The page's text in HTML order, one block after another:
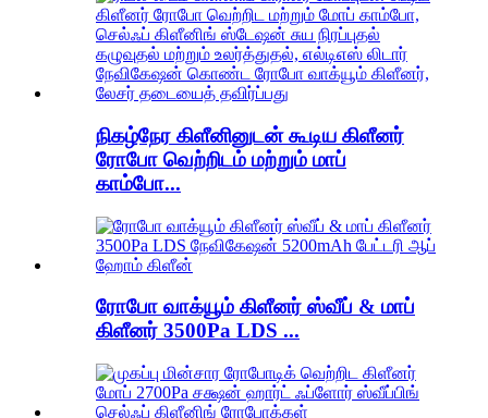
நிகழ்நேர கிளீனினுடன் கூடிய கிளீனர்
ரோபோ வெற்றிடம் மற்றும் மாப்
காம்போ...
ரோபோ வாக்யூம் கிளீனர் ஸ்வீப் & மாப்
கிளீனர் 3500Pa LDS ...